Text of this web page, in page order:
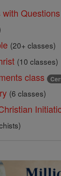
(20+ classes)
(10 classes)
class
(6 classes)